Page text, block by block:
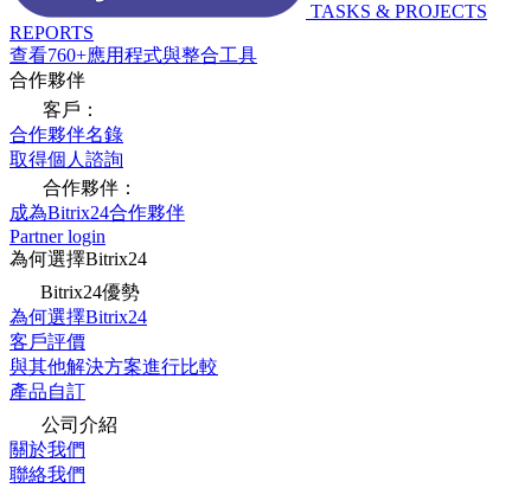
TASKS & PROJECTS
REPORTS
查看760+應用程式與整合工具
合作夥伴
客戶：
合作夥伴名錄
取得個人諮詢
合作夥伴：
成為Bitrix24合作夥伴
Partner login
為何選擇Bitrix24
Bitrix24優勢
為何選擇Bitrix24
客戶評價
與其他解決方案進行比較
產品自訂
公司介紹
關於我們
聯絡我們